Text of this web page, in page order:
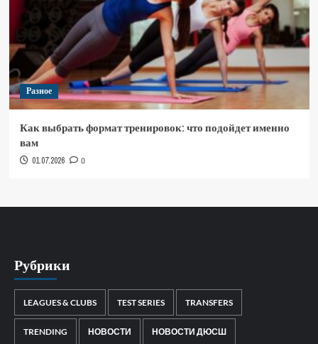
Разное
Как выбрать формат тренировок: что подойдет именно
вам
01.07.2026 0
Рубрики
LEAGUES & CLUBS TEST SERIES TRANSFERS
TRENDING НОВОСТИ НОВОСТИ ДЮСШ